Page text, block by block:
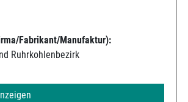
Fabrikant/Manufaktur):
Ruhrkohlenbezirk